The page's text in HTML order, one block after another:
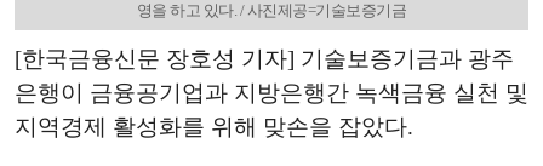
영을 하고 있다. / 사진제공=기술보증기금
[한국금융신문 장호성 기자] 기술보증기금과 광주
은행이 금융공기업과 지방은행간 녹색금융 실천 및
지역경제 활성화를 위해 맞손을 잡았다.